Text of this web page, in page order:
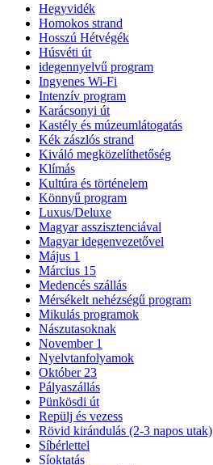
Hegyvidék
Homokos strand
Hosszú Hétvégék
Húsvéti út
idegennyelvű program
Ingyenes Wi-Fi
Intenzív program
Karácsonyi út
Kastély és múzeumlátogatás
Kék zászlós strand
Kiváló megközelíthetőség
Klímás
Kultúra és történelem
Könnyű program
Luxus/Deluxe
Magyar asszisztenciával
Magyar idegenvezetővel
Május 1
Március 15
Medencés szállás
Mérsékelt nehézségű program
Mikulás programok
Nászutasoknak
November 1
Nyelvtanfolyamok
Október 23
Pályaszállás
Pünkösdi út
Repülj és vezess
Rövid kirándulás (2-3 napos utak)
Síbérlettel
Síoktatás